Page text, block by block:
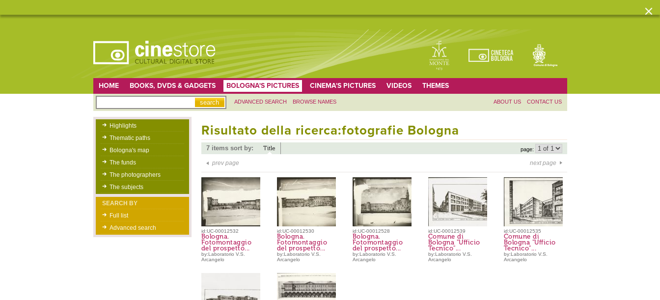
HOME BOOKS, DVDS & GADGETS BOLOGNA'S PICTURES CINEMA'S PICTURES VIDEOS THEMES
ADVANCED SEARCH BROWSE NAMES ABOUT US CONTACT US
Highlights
Thematic paths
Bologna's map
The funds
The photographers
The subjects
SEARCH BY
Full list
Advanced search
Risultato della ricerca:fotografie Bologna
7 items sort by: Title page:
prev page next page
id:UC-00012532
Bologna.
Fotomontaggio
del prospetto...
by:Laboratorio V.S.
Arcangelo
id:UC-00012530
Bologna.
Fotomontaggio
del prospetto...
by:Laboratorio V.S.
Arcangelo
id:UC-00012528
Bologna.
Fotomontaggio
del prospetto...
by:Laboratorio V.S.
Arcangelo
id:UC-00012539
Comune di
Bologna "Ufficio
Tecnico"...
by:Laboratorio V.S.
Arcangelo
id:UC-00012535
Comune di
Bologna "Ufficio
Tecnico"...
by:Laboratorio V.S.
Arcangelo